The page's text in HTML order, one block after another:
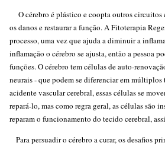
O cérebro é plástico e coopta outros circuitos
os danos e restaurar a função. A Fitoterapia
processo, uma vez que ajuda a diminuir a
inflamação o cérebro se ajusta, então a pessoa
funções. O cérebro tem células de auto-
neurais - que podem se diferenciar em
acidente vascular cerebral, essas células se
repará-lo, mas como regra geral, as células são
reparam o funcionamento do tecido cerebral,
Para persuadir o cérebro a curar, os desafios